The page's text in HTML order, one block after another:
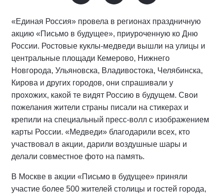
«Единая Россия» провела в регионах праздничную
акцию «Письмо в будущее», приуроченную ко Дню
России. Ростовые куклы-медведи вышли на улицы и
центральные площади Кемерово, Нижнего
Новгорода, Ульяновска, Владивостока, Челябинска,
Кирова и других городов, они спрашивали у
прохожих, какой те видят Россию в будущем. Свои
пожелания жители страны писали на стикерах и
крепили на специальный пресс-волл с изображением
карты России. «Медведи» благодарили всех, кто
участвовал в акции, дарили воздушные шары и
делали совместное фото на память.
В Москве в акции «Письмо в будущее» приняли
участие более 500 жителей столицы и гостей города,